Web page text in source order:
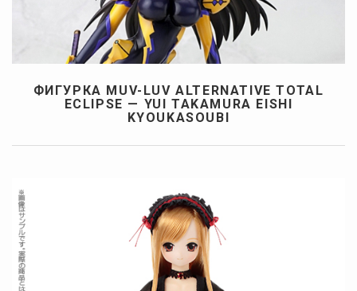
ФИГУРКА MUV-LUV ALTERNATIVE TOTAL
ECLIPSE — YUI TAKAMURA EISHI
KYOUKASOUBI